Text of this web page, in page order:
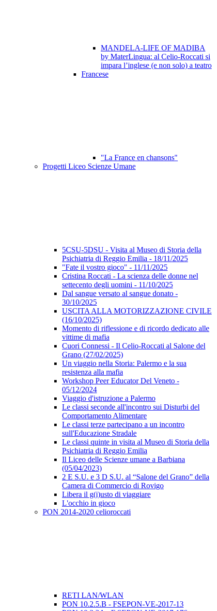
MANDELA-LIFE OF MADIBA
by MaterLingua: al Celio-Roccati si
impara l’inglese (e non solo) a teatro
Francese
"La France en chansons"
Progetti Liceo Scienze Umane
5CSU-5DSU - Visita al Museo di Storia della
Psichiatria di Reggio Emilia - 18/11/2025
"Fate il vostro gioco" - 11/11/2025
Cristina Roccati - La scienza delle donne nel
settecento degli uomini - 11/10/2025
Dal sangue versato al sangue donato -
30/10/2025
USCITA ALLA MOTORIZZAZIONE CIVILE
(16/10/2025)
Momento di riflessione e di ricordo dedicato alle
vittime di mafia
Cuori Connessi - Il Celio-Roccati al Salone del
Grano (27/02/2025)
Un viaggio nella Storia: Palermo e la sua
resistenza alla mafia
Workshop Peer Educator Del Veneto -
05/12/2024
Viaggio d'istruzione a Palermo
Le classi seconde all'incontro sui Disturbi del
Comportamento Alimentare
Le classi terze partecipano a un incontro
sull'Educazione Stradale
Le classi quinte in visita al Museo di Storia della
Psichiatria di Reggio Emilia
Il Liceo delle Scienze umane a Barbiana
(05/04/2023)
2 E S.U. e 3 D S.U. al “Salone del Grano” della
Camera di Commercio di Rovigo
Libera il g(i)usto di viaggiare
L'occhio in gioco
PON 2014-2020 celioroccati
RETI LAN/WLAN
PON 10.2.5.B - FSEPON-VE-2017-13